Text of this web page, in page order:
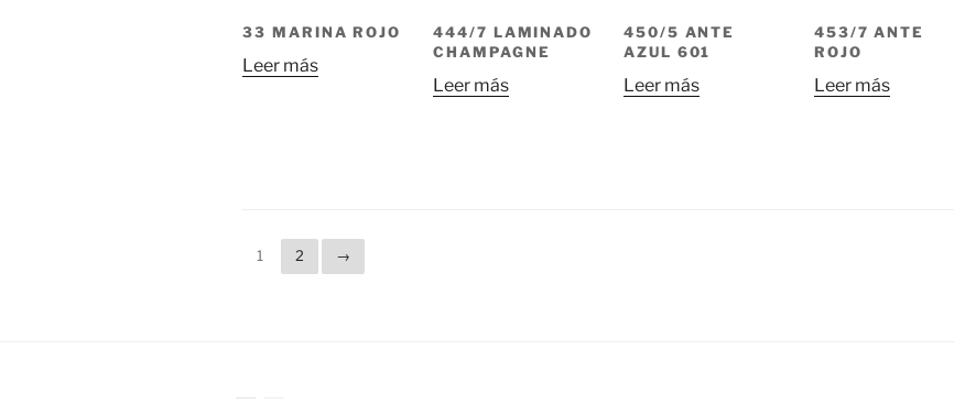
33 MARINA ROJO
Leer más
444/7 LAMINADO
CHAMPAGNE
Leer más
450/5 ANTE
AZUL 601
Leer más
453/7 ANTE
ROJO
Leer más
1 2 →